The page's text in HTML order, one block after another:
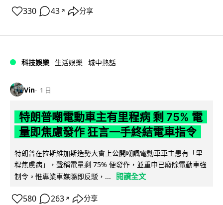
330 43 ↗ 分享
科技娛樂 生活娛樂 城中熱話
Vin 1 日
特朗普嘲電動車主有里程病 剩 75% 電
量即焦慮發作 狂言一手終結電車指令
特朗普在拉斯維加斯造勢大會上公開嘲諷電動車車主患有「里
程焦慮病」，聲稱電量剩 75% 便發作，並重申已廢除電動車強
制令。惟專業車媒隨即反駁，...
閱讀全文
580 263 ↗ 分享